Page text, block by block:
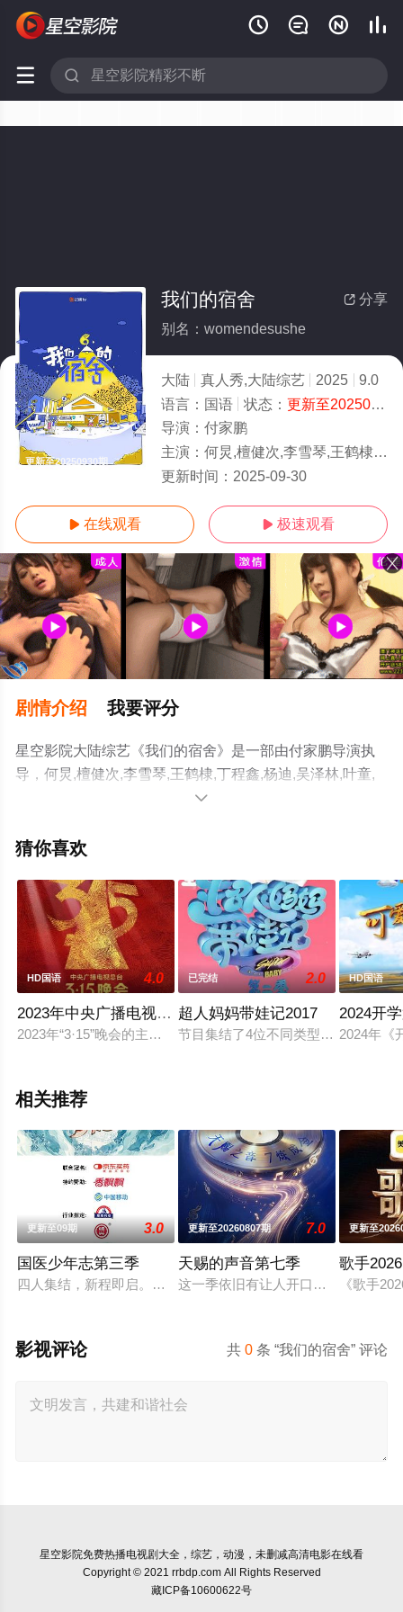
   
 
更新至20250930期
 分享
我们的宿舍
别名：womendesushe
大陆 真人秀,大陆综艺 2025
9.0
语言： 国语 状态： 更新至20250930期
导演： 付家鹏
主演： 何炅,檀健次,李雪琴,王鹤棣,丁程鑫,杨迪,吴泽林,叶童,侯佩岑,王珞
更新时间： 2025-09-30
 在线观看  极速观看
剧情介绍 我要评分
星空影院大陆综艺《我们的宿舍》是一部由付家鹏导演执
导，何炅,檀健次,李雪琴,王鹤棣,丁程鑫,杨迪,吴泽林,叶童,
侯佩岑,王珞丹,李晟,张小婉,祝绪丹,管乐,罗予彤,宋妍霏等明
整版综艺节目就上星空电影网，更多相关信息可移步至豆

猜你喜欢
HD国语 4.0
2023年中央广播电视总台315晚会
2023年“3·15”晚会的主题是“用诚信之光照亮消费信心”。
已完结 2.0
超人妈妈带娃记2017
节目集结了4位不同类型、个性和背
HD国语
2024开
2024年《
相关推荐
更新至09期 3.0
国医少年志第三季
四人集结，新程即启。和陈妍希、夏之光、高卿尘、李雅娟一
更新至20260807期 7.0
天赐的声音第七季
这一季依旧有让人开口就想跟唱的歌
更新至
歌手2026
《歌手
共0 条 “我们的宿舍” 评论
影视评论
星空影院免费热播电视剧大全，综艺，动漫，未删减高清电影在线看
Copyright © 2021 rrbdp.com All Rights Reserved
藏ICP备10600622号